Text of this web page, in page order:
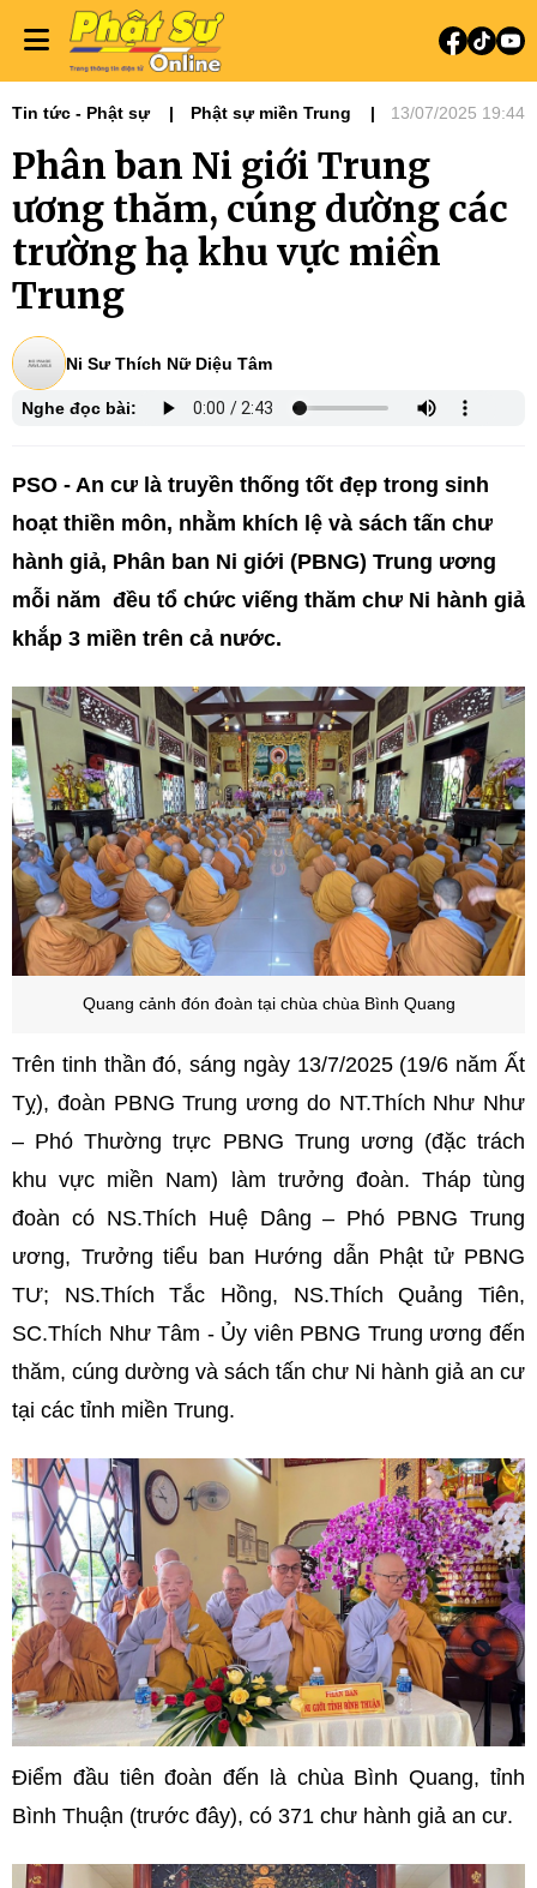
Tin tức - Phật sự
Phật sự miền Trung
13/07/2025 19:44
Phân ban Ni giới Trung
ương thăm, cúng dường các
trường hạ khu vực miền
Trung
Ni Sư Thích Nữ Diệu Tâm
Nghe đọc bài:
PSO - An cư là truyền thống tốt đẹp trong sinh
hoạt thiền môn, nhằm khích lệ và sách tấn chư
hành giả, Phân ban Ni giới (PBNG) Trung ương
mỗi năm đều tổ chức viếng thăm chư Ni hành giả
khắp 3 miền trên cả nước.
Quang cảnh đón đoàn tại chùa chùa Bình Quang
Trên tinh thần đó, sáng ngày 13/7/2025 (19/6 năm Ất
Tỵ), đoàn PBNG Trung ương do NT.Thích Như Như
– Phó Thường trực PBNG Trung ương (đặc trách
khu vực miền Nam) làm trưởng đoàn. Tháp tùng
đoàn có NS.Thích Huệ Dâng – Phó PBNG Trung
ương, Trưởng tiểu ban Hướng dẫn Phật tử PBNG
TƯ; NS.Thích Tắc Hồng, NS.Thích Quảng Tiên,
SC.Thích Như Tâm - Ủy viên PBNG Trung ương đến
thăm, cúng dường và sách tấn chư Ni hành giả an cư
tại các tỉnh miền Trung.
Điểm đầu tiên đoàn đến là chùa Bình Quang, tỉnh
Bình Thuận (trước đây), có 371 chư hành giả an cư.